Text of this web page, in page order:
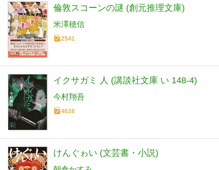
倫敦スコーンの謎 (創元推理文庫)
米澤穂信
2541
イクサガミ 人 (講談社文庫 い 148-4)
今村翔吾
4628
けんぐゎい (文芸書・小説)